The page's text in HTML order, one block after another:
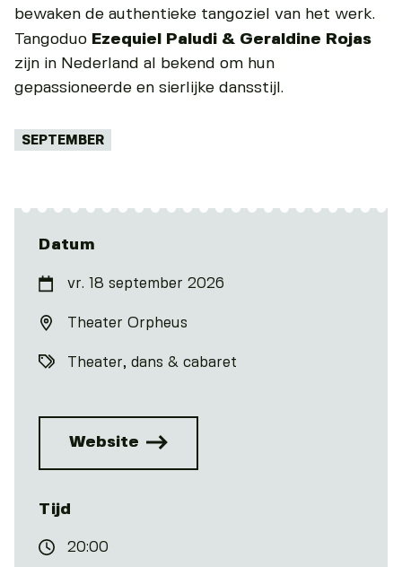
bewaken de authentieke tangoziel van het werk.
Tangoduo Ezequiel Paludi & Geraldine Rojas
zijn in Nederland al bekend om hun
gepassioneerde en sierlijke dansstijl.
Tags:
SEPTEMBER
Datum
vr. 18 september 2026
Theater Orpheus
Theater, dans & cabaret
Website
Tijd
20:00